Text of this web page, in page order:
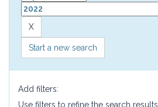
Start a new search
Add filters:
Use filters to refine the search results.